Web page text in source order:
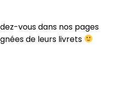
vous dans nos pages
de leurs livrets